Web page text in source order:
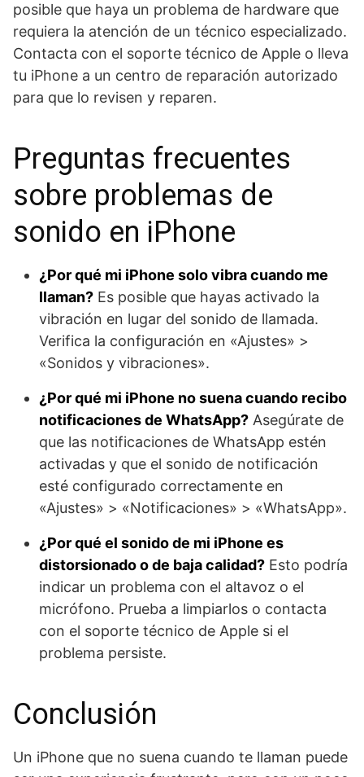
posible que haya un problema de hardware que
requiera la atención de un técnico especializado.
Contacta con el soporte técnico de Apple o lleva
tu iPhone a un centro de reparación autorizado
para que lo revisen y reparen.
Preguntas frecuentes
sobre problemas de
sonido en iPhone
¿Por qué mi iPhone solo vibra cuando me
llaman? Es posible que hayas activado la
vibración en lugar del sonido de llamada.
Verifica la configuración en «Ajustes» >
«Sonidos y vibraciones».
¿Por qué mi iPhone no suena cuando recibo
notificaciones de WhatsApp? Asegúrate de
que las notificaciones de WhatsApp estén
activadas y que el sonido de notificación
esté configurado correctamente en
«Ajustes» > «Notificaciones» > «WhatsApp».
¿Por qué el sonido de mi iPhone es
distorsionado o de baja calidad? Esto podría
indicar un problema con el altavoz o el
micrófono. Prueba a limpiarlos o contacta
con el soporte técnico de Apple si el
problema persiste.
Conclusión
Un iPhone que no suena cuando te llaman puede